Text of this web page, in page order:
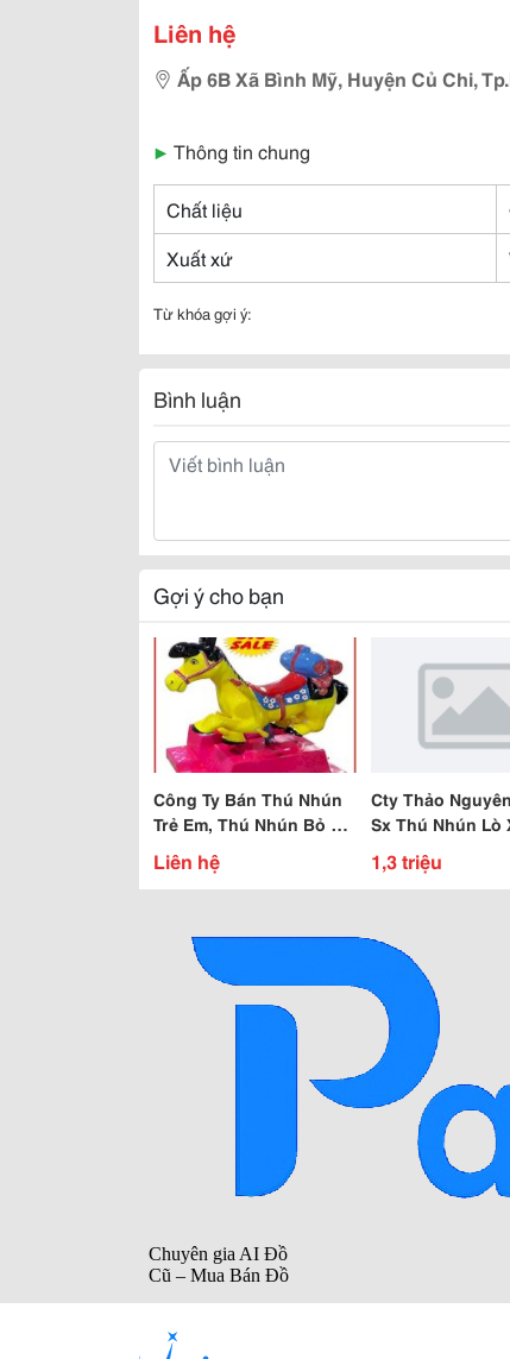
Liên hệ
Ấp 6B Xã Bình Mỹ, Huyện Củ Chi,
▶ Thông tin chung
Chất liệu
Xuất xứ
Từ khóa gợi ý:
Bình luận
Gợi ý cho bạn
Công Ty Bán Thú Nhún
Trẻ Em, Thú Nhún Bỏ Xu
Giá Rẻ Bền Đẹp
Liên hệ
Cty Thảo
Sx Thú Nhún Lò
1,3Triệu/1Con
1,3 triệu